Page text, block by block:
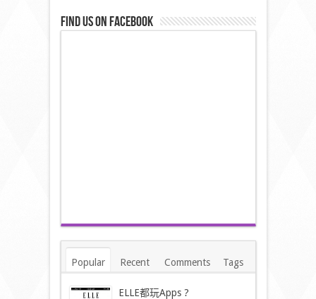
Find us on Facebook
Popular Recent Comments Tags
ELLE都玩Apps ?